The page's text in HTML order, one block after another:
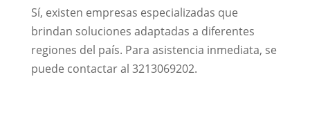
Sí, existen empresas especializadas que
brindan soluciones adaptadas a diferentes
regiones del país. Para asistencia inmediata, se
puede contactar al 3213069202.